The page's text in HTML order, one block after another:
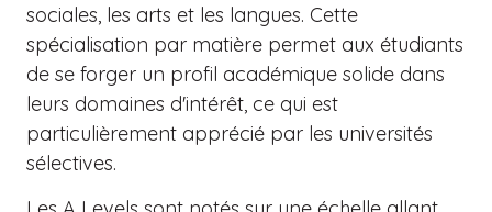
sociales, les arts et les langues. Cette
spécialisation par matière permet aux étudiants
de se forger un profil académique solide dans
leurs domaines d'intérêt, ce qui est
particulièrement apprécié par les universités
sélectives.